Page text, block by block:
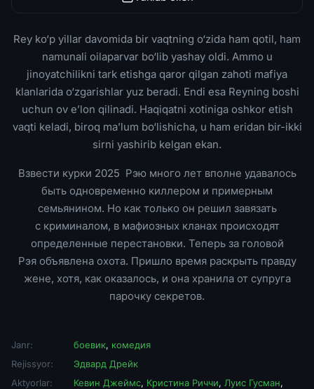
Rey ko‘p yillar davomida bir vaqtning o‘zida ham qotil, ham
namunali oilaparvar bo‘lib yashay oldi. Ammo u
jinoyatchilikni tark etishga qaror qilgan zahoti mafiya
klanlarida o‘zgarishlar yuz beradi. Endi esa Reyning boshi
uchun ov e’lon qilinadi. Haqiqatni xotiniga oshkor etish
vaqti keladi, biroq ma’lum bo‘lishicha, u ham eridan bir-ikki
sirni yashirib kelgan ekan.
Взвести курки 2025 Рэю много лет вполне удавалось
быть одновременно киллером и примерным
семьянином. Но как только он решил завязать
с криминалом, в мафиозных кланах происходят
определенные перестановки. Теперь за головой
Рэя объявлена охота. Пришло время раскрыть правду
жене, хотя, как оказалось, и она хранила от супруга
парочку секретов.
Janr: боевик, комедия
Rejissyor:
Эдвард Дрейк
Aktyorlar:
Кевин Джеймс, Кристина Риччи, Луис Гусман,